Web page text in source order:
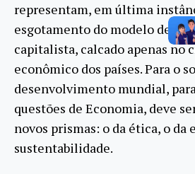
representam, em última
esgotamento do modelo de
capitalista, calcado apenas no
econômico dos países. Para o
desenvolvimento mundial,
questões de Economia, deve
novos prismas: o da ética, o da
sustentabilidade.